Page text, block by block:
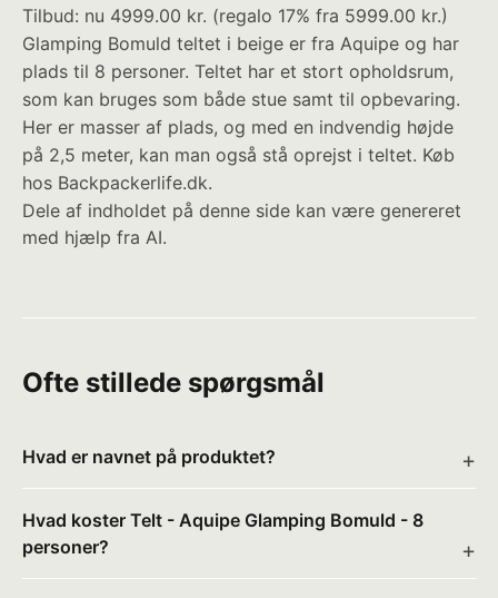
Tilbud: nu 4999.00 kr. (regalo 17% fra 5999.00 kr.)
Glamping Bomuld teltet i beige er fra Aquipe og har
plads til 8 personer. Teltet har et stort opholdsrum,
som kan bruges som både stue samt til opbevaring.
Her er masser af plads, og med en indvendig højde
på 2,5 meter, kan man også stå oprejst i teltet. Køb
hos Backpackerlife.dk.
Dele af indholdet på denne side kan være genereret
med hjælp fra AI.
Ofte stillede spørgsmål
Hvad er navnet på produktet?
Hvad koster Telt - Aquipe Glamping Bomuld - 8
personer?